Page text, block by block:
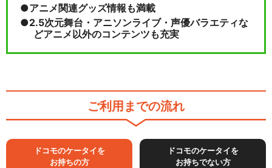
アニメ関連グッズ情報も満載
2.5次元舞台・アニソンライブ・声優バラエティな
どアニメ以外のコンテンツも充実
ご利用までの流れ
ドコモのケータイを
お持ちの方
ドコモのケータイを
お持ちでない方